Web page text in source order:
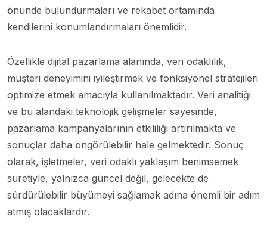
önünde bulundurmaları ve rekabet ortamında
kendilerini konumlandırmaları önemlidir.
Özellikle dijital pazarlama alanında, veri odaklılık,
müşteri deneyimini iyileştirmek ve fonksiyonel stratejileri
optimize etmek amacıyla kullanılmaktadır. Veri analitiği
ve bu alandaki teknolojik gelişmeler sayesinde,
pazarlama kampanyalarının etkililiği artırılmakta ve
sonuçlar daha öngörülebilir hale gelmektedir. Sonuç
olarak, işletmeler, veri odaklı yaklaşım benimsemek
suretiyle, yalnızca güncel değil, gelecekte de
sürdürülebilir büyümeyi sağlamak adına önemli bir adım
atmış olacaklardır.